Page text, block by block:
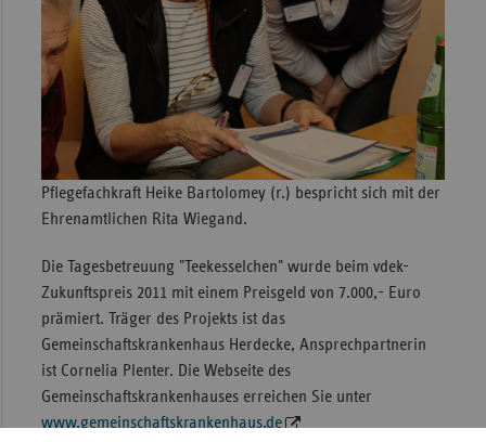
Pflegefachkraft Heike Bartolomey (r.) bespricht sich mit der
Ehrenamtlichen Rita Wiegand.
Die Tagesbetreuung "Teekesselchen" wurde beim vdek-
Zukunftspreis 2011 mit einem Preisgeld von 7.000,- Euro
prämiert. Träger des Projekts ist das
Gemeinschaftskrankenhaus Herdecke, Ansprechpartnerin
ist Cornelia Plenter. Die Webseite des
Gemeinschaftskrankenhauses erreichen Sie unter
www.gemeinschaftskrankenhaus.de